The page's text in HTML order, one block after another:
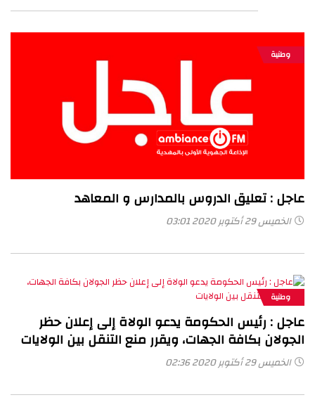
وطنية
عاجل : تعليق الدروس بالمدارس و المعاهد
الخميس 29 أكتوبر 2020 03:01
وطنية
عاجل : رئيس الحكومة يدعو الولاة إلى إعلان حظر
الجولان بكافة الجهات، ويقرر منع التنقل بين الولايات
الخميس 29 أكتوبر 2020 02:36